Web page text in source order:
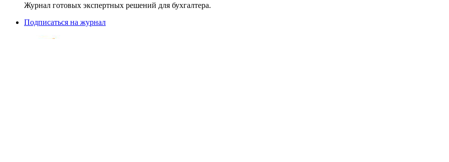
Журнал готовых экспертных решений для бухгалтера.
Подписаться на журнал